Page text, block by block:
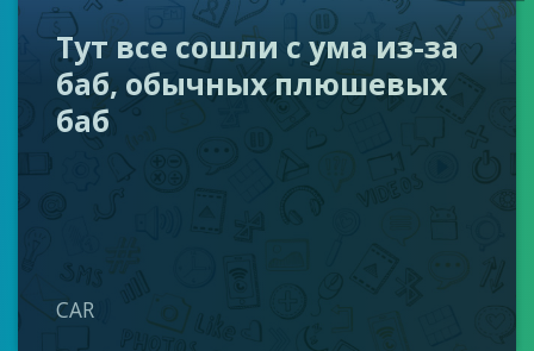
Тут все сошли с ума из-за
баб, обычных плюшевых
баб
CAR